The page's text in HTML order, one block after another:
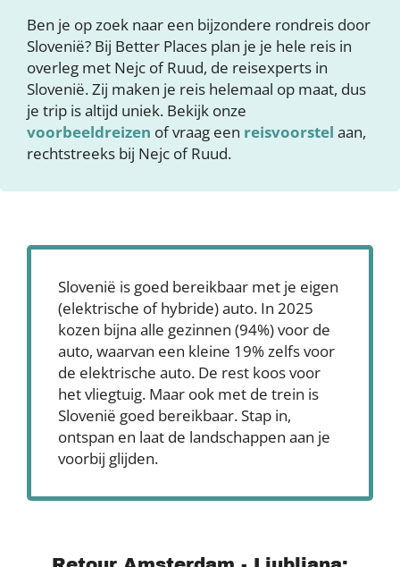
Ben je op zoek naar een bijzondere rondreis door
Slovenië? Bij Better Places plan je je hele reis in
overleg met Nejc of Ruud, de reisexperts in
Slovenië. Zij maken je reis helemaal op maat, dus
je trip is altijd uniek. Bekijk onze
voorbeeldreizen of vraag een reisvoorstel aan,
rechtstreeks bij Nejc of Ruud.
Slovenië is goed bereikbaar met je eigen
(elektrische of hybride) auto. In 2025
kozen bijna alle gezinnen (94%) voor de
auto, waarvan een kleine 19% zelfs voor
de elektrische auto. De rest koos voor
het vliegtuig. Maar ook met de trein is
Slovenië goed bereikbaar. Stap in,
ontspan en laat de landschappen aan je
voorbij glijden.